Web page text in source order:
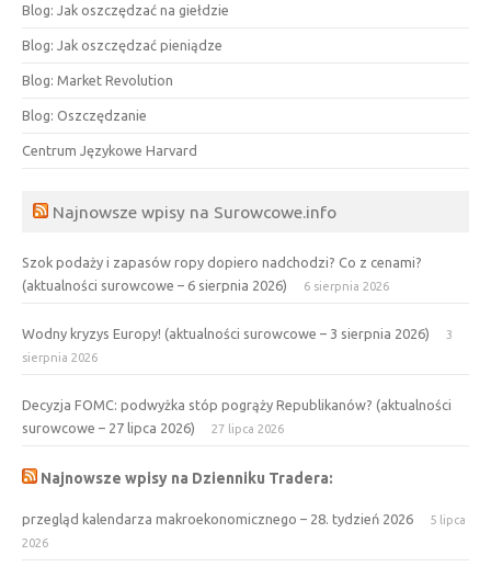
Blog: Jak oszczędzać na giełdzie
Blog: Jak oszczędzać pieniądze
Blog: Market Revolution
Blog: Oszczędzanie
Centrum Językowe Harvard
Najnowsze wpisy na Surowcowe.info
Szok podaży i zapasów ropy dopiero nadchodzi? Co z cenami?
(aktualności surowcowe – 6 sierpnia 2026)
6 sierpnia 2026
Wodny kryzys Europy! (aktualności surowcowe – 3 sierpnia 2026)
3
sierpnia 2026
Decyzja FOMC: podwyżka stóp pogrąży Republikanów? (aktualności
surowcowe – 27 lipca 2026)
27 lipca 2026
Najnowsze wpisy na Dzienniku Tradera:
przegląd kalendarza makroekonomicznego – 28. tydzień 2026
5 lipca
2026